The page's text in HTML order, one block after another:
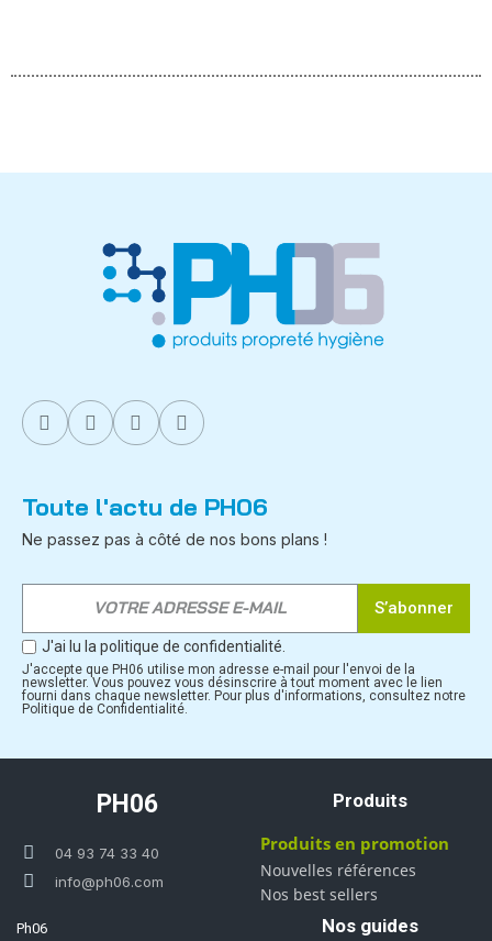
Toute l'actu de PH06
Ne passez pas à côté de nos bons plans !
S’abonner
J'ai lu la politique de confidentialité.
J'accepte que PH06 utilise mon adresse e-mail pour l'envoi de la
newsletter. Vous pouvez vous désinscrire à tout moment avec le lien
fourni dans chaque newsletter. Pour plus d'informations, consultez notre
Politique de Confidentialité.
PH06
04 93 74 33 40
info@ph06.com
Ph06
Produits
Produits en promotion
Nouvelles références
Nos best sellers
Nos guides